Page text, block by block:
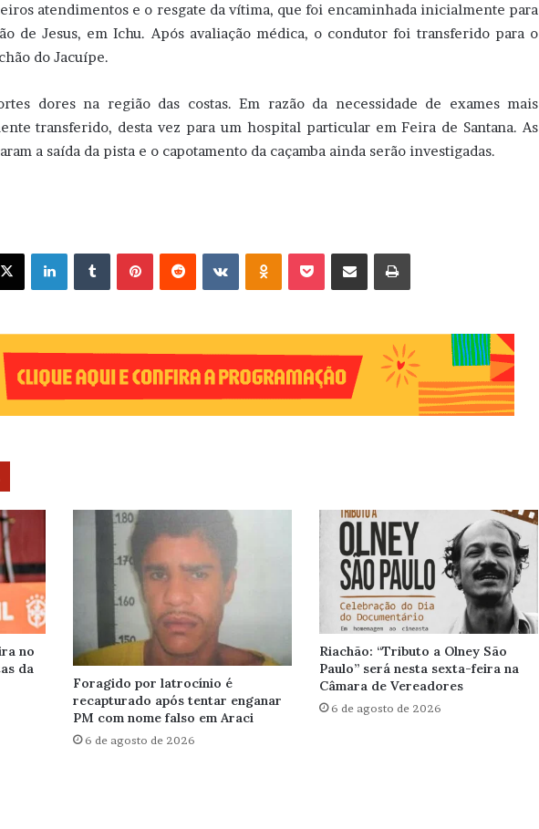
atendimentos e o resgate da vítima, que foi encaminhada inicialmente para
de Jesus, em Ichu. Após avaliação médica, o condutor foi transferido para o
do Jacuípe.
dores na região das costas. Em razão da necessidade de exames mais
transferido, desta vez para um hospital particular em Feira de Santana. As
a saída da pista e o capotamento da caçamba ainda serão investigadas.
X Linkedin VK OK
no
da
Foragido por latrocínio é
recapturado após tentar enganar
PM com nome falso em Araci
6 de agosto de 2026
Riachão: “Tributo a Olney São
Paulo” será nesta sexta-feira na
Câmara de Vereadores
6 de agosto de 2026